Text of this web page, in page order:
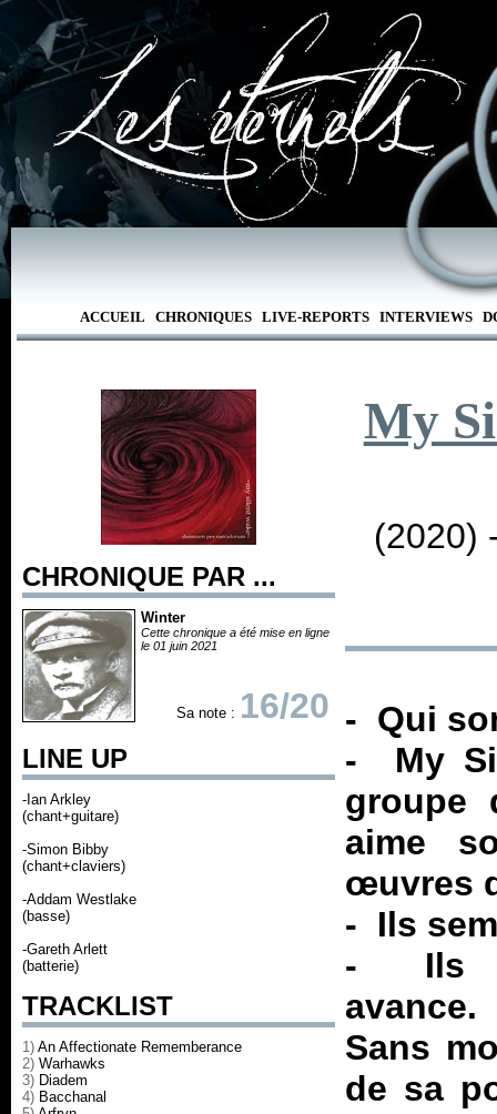
ACCUEIL CHRONIQUES LIVE-REPORTS INTERVIEWS
CHRONIQUE PAR ...
Winter
Cette chronique a été mise en ligne
le 01 juin 2021
Sa note : 16/20
LINE UP
-Ian Arkley
(chant+guitare)
-Simon Bibby
(chant+claviers)
-Addam Westlake
(basse)
-Gareth Arlett
(batterie)
TRACKLIST
1) An Affectionate Rememberance
2) Warhawks
3) Diadem
4) Bacchanal
My
(2020)
- Qui
- My
groupe
aime
œuvres
- Ils
- Ils
avance.
Sans
de sa